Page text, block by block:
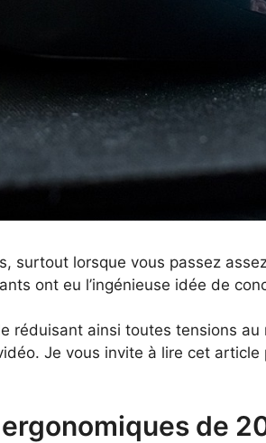
surtout lorsque vous passez
ont eu l’ingénieuse idée de
réduisant ainsi toutes tensions au
Je vous invite à lire cet
de